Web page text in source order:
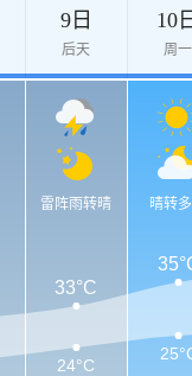
9日
后天
10
周一
雷阵雨转晴 晴转
33°C
24°C